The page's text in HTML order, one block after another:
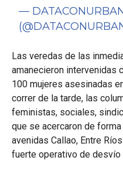
—
Las veredas de las
amanecieron intervenidas
100 mujeres asesinadas
correr de la tarde, las
feministas, sociales,
que se acercaron de
avenidas Callao, Entre
fuerte operativo de desvío